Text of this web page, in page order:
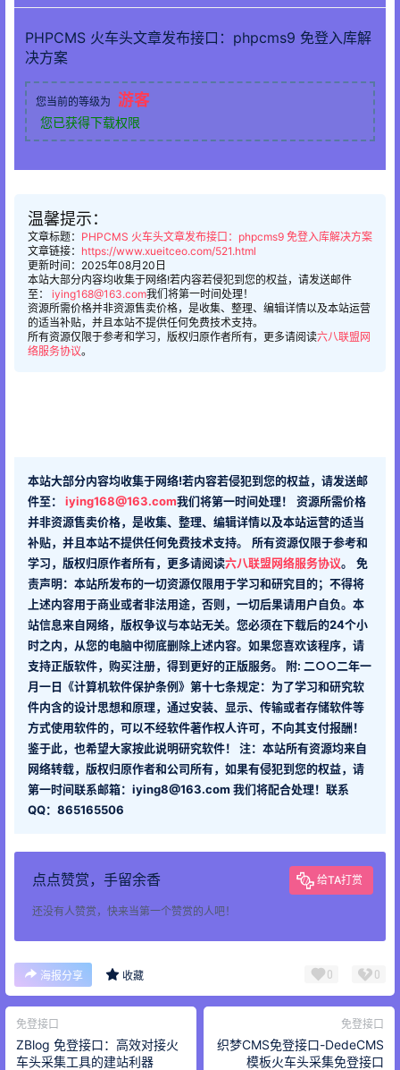
PHPCMS 火车头文章发布接口：phpcms9 免登入库解
决方案
您当前的等级为 游客
您已获得下载权限
温馨提示：
文章标题： PHPCMS 火车头文章发布接口：phpcms9 免登入库解决方案
文章链接： https://www.xueitceo.com/521.html
更新时间：2025年08月20日
本站大部分内容均收集于网络!若内容若侵犯到您的权益，请发送邮件
至：
iying168@163.com我们将第一时间处理！
资源所需价格并非资源售卖价格，是收集、整理、编辑详情以及本站运营
的适当补贴，并且本站不提供任何免费技术支持。
所有资源仅限于参考和学习，版权归原作者所有，更多请阅读六八联盟网
络服务协议。
本站大部分内容均收集于网络!若内容若侵犯到您的权益，请发送邮
件至：
iying168@163.com我们将第一时间处理！
资源所需价格
并非资源售卖价格，是收集、整理、编辑详情以及本站运营的适当
补贴，并且本站不提供任何免费技术支持。
所有资源仅限于参考和
学习，版权归原作者所有，更多请阅读六八联盟网络服务协议。
免
责声明：本站所发布的一切资源仅限用于学习和研究目的；不得将
上述内容用于商业或者非法用途，否则，一切后果请用户自负。本
站信息来自网络，版权争议与本站无关。您必须在下载后的24个小
时之内，从您的电脑中彻底删除上述内容。如果您喜欢该程序，请
支持正版软件，购买注册，得到更好的正版服务。 附: 二○○二年一
月一日《计算机软件保护条例》第十七条规定：为了学习和研究软
件内含的设计思想和原理，通过安装、显示、传输或者存储软件等
方式使用软件的，可以不经软件著作权人许可，不向其支付报酬！
鉴于此，也希望大家按此说明研究软件！ 注：本站所有资源均来自
网络转载，版权归原作者和公司所有，如果有侵犯到您的权益，请
第一时间联系邮箱：iying8@163.com 我们将配合处理！联系
QQ：865165506
点点赞赏，手留余香 给TA打赏
还没有人赞赏，快来当第一个赞赏的人吧！
海报分享 收藏 0 0
免登接口
ZBlog 免登接口：高效对接火
车头采集工具的建站利器
免登接口
织梦CMS免登接口-DedeCMS
模板火车头采集免登接口